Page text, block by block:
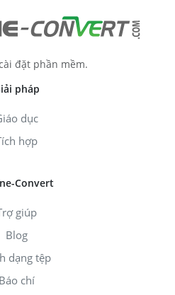
đặt phần mềm.
pháp
dục
hợp
Convert
giúp
Blog
dạng tệp
Báo chí